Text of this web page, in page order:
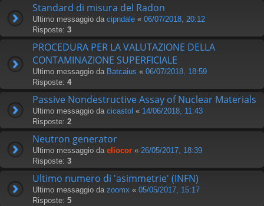
Standard di misura del Radon
Ultimo messaggio da cipndale « 06/07/2018, 20:12
Risposte: 3
PROCEDURA PER LA VALUTAZIONE DELLA
CONTAMINAZIONE SUPERFICIALE
Ultimo messaggio da Batcaius « 06/07/2018, 18:59
Risposte: 4
Passive Nondestructive Assay of Nuclear Materials
Ultimo messaggio da cicastol « 14/06/2018, 11:43
Risposte: 2
Neutron generator
Ultimo messaggio da eliocor « 26/05/2017, 18:39
Risposte: 3
Ultimo numero di 'asimmetrie' (INFN)
Ultimo messaggio da zoomx « 05/05/2017, 15:17
Risposte: 5